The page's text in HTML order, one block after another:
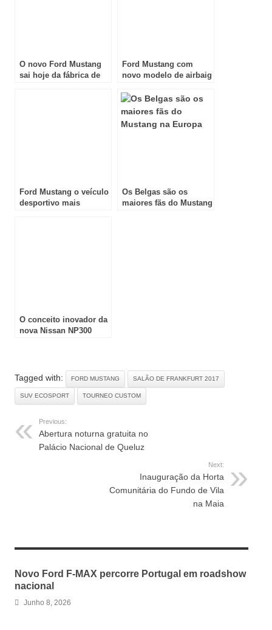
O novo Ford Mustang
sai hoje da fábrica de
Ford Mustang com
novo modelo de airbaig
Ford Mustang o veículo
desportivo mais
Os Belgas são os
maiores fãs do Mustang
O conceito inovador da
nova Nissan NP300
Tagged with: FORD MUSTANG SALÃO DE FRANKFURT 2017
SUV ECOSPORT TOURNEO CUSTOM
Previous:
Abertura noturna gratuita no
Palácio Nacional de Queluz
Next:
Inauguração da Horta
Comunitária do Fundo de Vila
na Maia
Novo Ford F-MAX percorre Portugal em roadshow
nacional
Junho 8, 2026